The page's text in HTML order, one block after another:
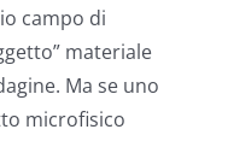
campo di
materiale
Ma se uno
microfisico